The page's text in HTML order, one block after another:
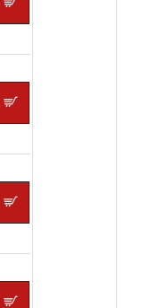
на гел лак 5